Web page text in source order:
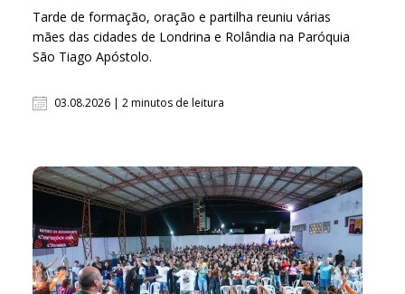
Tarde de formação, oração e partilha reuniu várias
mães das cidades de Londrina e Rolândia na Paróquia
São Tiago Apóstolo.
03.08.2026 | 2 minutos de leitura